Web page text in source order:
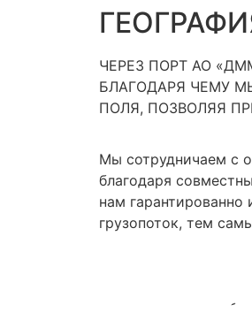
ЧЕРЕЗ ПОРТ АО
БЛАГОДАРЯ ЧЕМУ
ПОЛЯ, ПОЗВОЛЯЯ
Мы сотрудничаем с
благодаря
нам гарантированно
грузопоток, тем